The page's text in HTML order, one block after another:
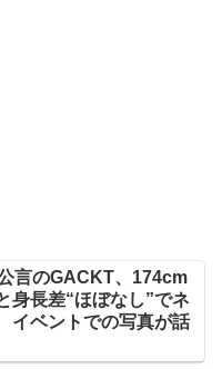
言のGACKT、174cm
身長差“ほぼなし”でネ
イベントでの写真が話